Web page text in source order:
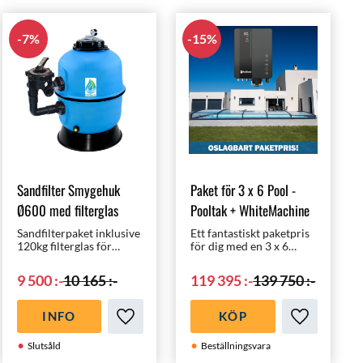
favoriter
Sandfilter Smygehuk
Ø600 med filterglas
Sandfilterpaket inklusive
120kg filterglas för
Tillverkad i Spanien av
högsta kvalité | 3-års
garanti!
9 500:-10 165:-
7%
Lägg till i favoriter
Slutsåld
INFO
Paket för 3 x 6 Pool -
Pooltak + WhiteMachine
Ett fantastiskt paketpris
för dig med en 3 x 6
nämligen
helautomatiska
WhiteMachine
saltklorinator!
119 395:-139 750:-
15%
Lägg till i
Beställningsvara
KÖP